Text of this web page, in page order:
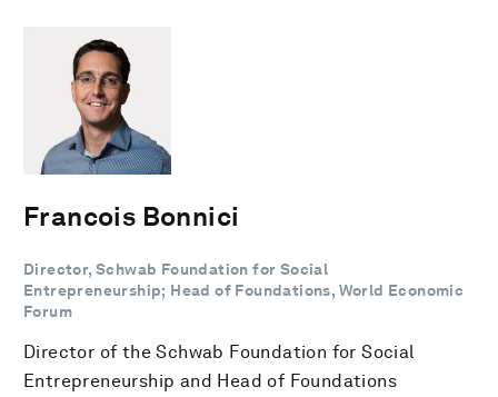
Francois Bonnici
Director, Schwab Foundation for Social
Entrepreneurship; Head of Foundations, World Economic
Forum
Director of the Schwab Foundation for Social
Entrepreneurship and Head of Foundations